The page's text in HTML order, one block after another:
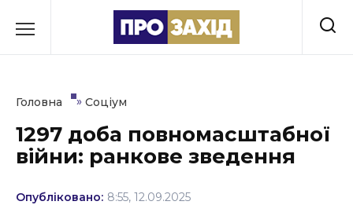
до
Культура
Освіта
Головна » Соціум
1297 доба повномасштабної
війни: ранкове зведення
Опубліковано: 8:55, 12.09.2025